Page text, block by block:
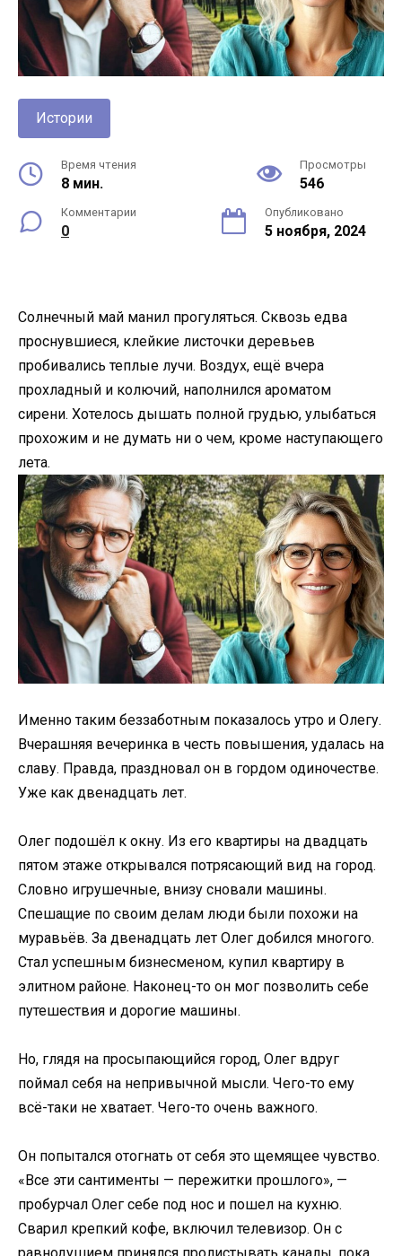
Истории
Время чтения
8 мин.
Просмотры
546
Комментарии
0
Опубликовано
5 ноября, 2024
Солнечный май манил прогуляться. Сквозь едва
проснувшиеся, клейкие листочки деревьев
пробивались теплые лучи. Воздух, ещё вчера
прохладный и колючий, наполнился ароматом
сирени. Хотелось дышать полной грудью, улыбаться
прохожим и не думать ни о чем, кроме наступающего
лета.
Именно таким беззаботным показалось утро и Олегу.
Вчерашняя вечеринка в честь повышения, удалась на
славу. Правда, праздновал он в гордом одиночестве.
Уже как двенадцать лет.
Олег подошёл к окну. Из его квартиры на двадцать
пятом этаже открывался потрясающий вид на город.
Словно игрушечные, внизу сновали машины.
Спешащие по своим делам люди были похожи на
муравьёв. За двенадцать лет Олег добился многого.
Стал успешным бизнесменом, купил квартиру в
элитном районе. Наконец-то он мог позволить себе
путешествия и дорогие машины.
Но, глядя на просыпающийся город, Олег вдруг
поймал себя на непривычной мысли. Чего-то ему
всё-таки не хватает. Чего-то очень важного.
Он попытался отогнать от себя это щемящее чувство.
«Все эти сантименты — пережитки прошлого», —
пробурчал Олег себе под нос и пошел на кухню.
Сварил крепкий кофе, включил телевизор. Он с